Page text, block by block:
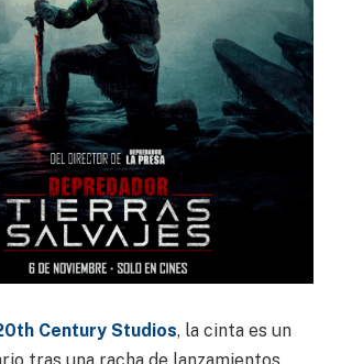
Century Studios, la cinta es un